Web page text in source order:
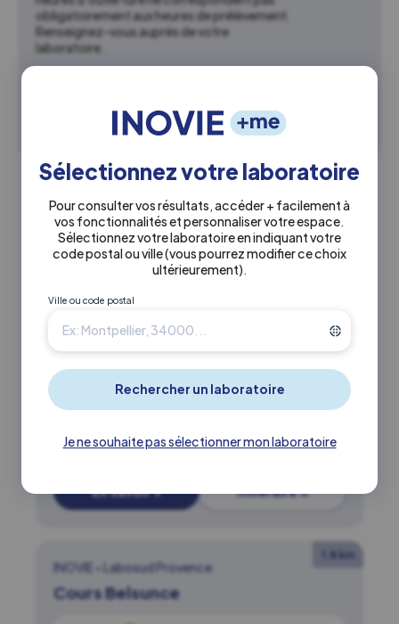
Sélectionnez votre laboratoire
Pour consulter vos résultats, accéder + facilement à
vos fonctionnalités et personnaliser votre espace.
Sélectionnez votre laboratoire en indiquant votre
code postal ou ville(vous pourrez modifier ce choix
ultérieurement)
Ville ou code postal
Je ne souhaite pas sélectionner mon laboratoire
obligatoirement aux heures de prélèvement.
Renseignez-vous auprès de votre
laboratoire.
En savoir plus sur Labosud Provence
Autres laboratoires à proximité
1.5 km
INOVIE•Labosud Provence
En savoir + Itinéraire ↗
1.8 km
INOVIE • Labosud Provence
Cours Belsunce